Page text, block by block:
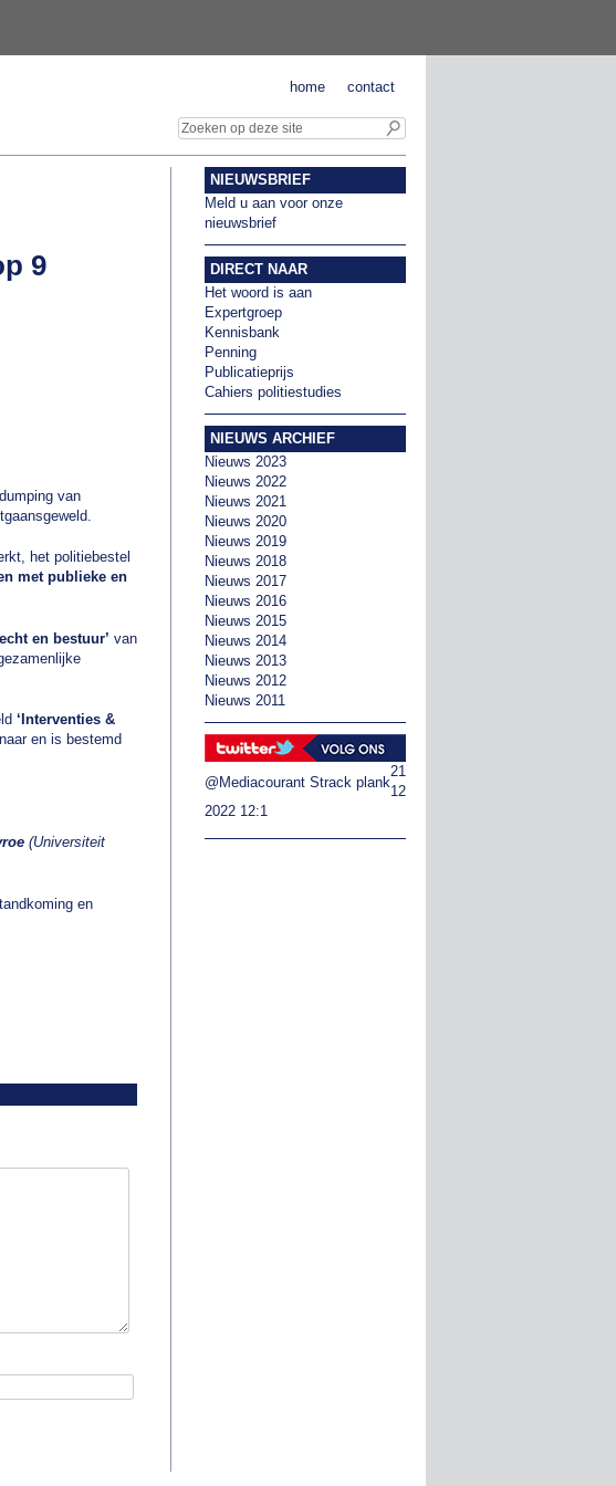
contact
home
9
van
het politiebestel
met publieke en
en bestuur’ van
‘Interventies &
en is bestemd
(Universiteit
en
NIEUWSBRIEF
Meld u aan voor onze
nieuwsbrief
DIRECT NAAR
Het woord is aan
Expertgroep
Kennisbank
Penning
Publicatieprijs
Cahiers politiestudies
NIEUWS ARCHIEF
Nieuws 2023
Nieuws 2022
Nieuws 2021
Nieuws 2020
Nieuws 2019
Nieuws 2018
Nieuws 2017
Nieuws 2016
Nieuws 2015
Nieuws 2014
Nieuws 2013
Nieuws 2012
Nieuws 2011
@Mediacourant Strack plank
21
12
2022 12:1